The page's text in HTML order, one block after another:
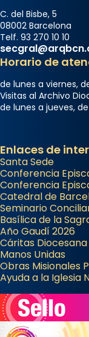
C. del Bisbe, 5
08002 Barcelona
Telf. 93 270 10 10
Horario de
de lunes a viernes,
Visitas al Archivo
de lunes a jueves, de
Enlaces de
Santa Sede
Conferencia
Conferencia
Catedral de
Seminario
Basílica de la
Año Gaudí 2026
Cáritas
Manos Unidas
Obras Misionales
Ayuda a la Iglesia